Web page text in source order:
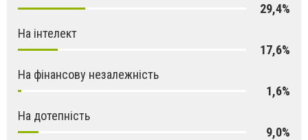
29,4%
На інтелект
17,6%
На фінансову незалежність
1,6%
На дотепність
9,0%